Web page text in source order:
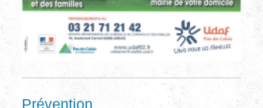
Prévention